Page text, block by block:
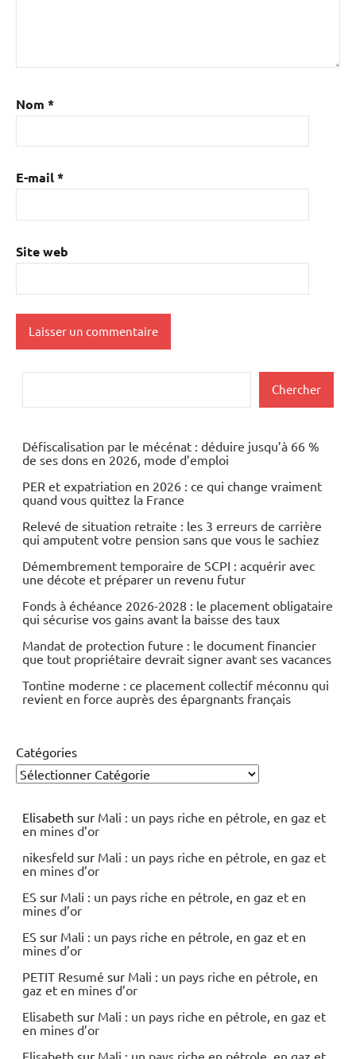
Nom *
E-mail*
Site web
Chercher
Défiscalisation par le mécénat : déduire jusqu’à 66 %
de ses dons en 2026, mode d’emploi
PER et expatriation en 2026 : ce qui change vraiment
quand vous quittez la France
Relevé de situation retraite : les 3 erreurs de carrière
qui amputent votre pension sans que vous le sachiez
Démembrement temporaire de SCPI : acquérir avec
une décote et préparer un revenu futur
Fonds à échéance 2026-2028 : le placement obligataire
qui sécurise vos gains avant la baisse des taux
Mandat de protection future : le document financier
que tout propriétaire devrait signer avant ses vacances
Tontine moderne : ce placement collectif méconnu qui
revient en force auprès des épargnants français
Catégories
Elisabeth sur Mali : un pays riche en pétrole, en gaz et
en mines d’or
nikesfeld sur Mali : un pays riche en pétrole, en gaz et
en mines d’or
ES sur Mali : un pays riche en pétrole, en gaz et en
mines d’or
ES sur Mali : un pays riche en pétrole, en gaz et en
mines d’or
PETIT Resumé sur Mali : un pays riche en pétrole, en
gaz et en mines d’or
Elisabeth sur Mali : un pays riche en pétrole, en gaz et
en mines d’or
Elisabeth sur Mali : un pays riche en pétrole, en gaz et